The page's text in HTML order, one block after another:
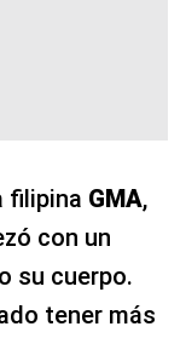
filipina GMA,
con un
su cuerpo.
tener más